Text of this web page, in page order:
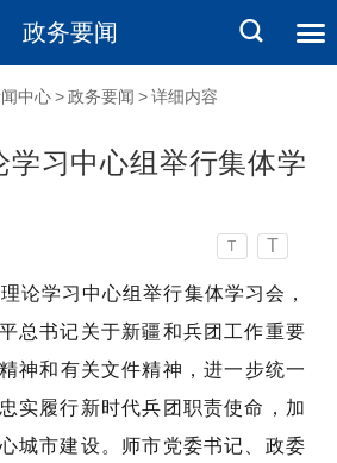
政务要闻
中心 > 政务要闻 > 详细内容
学习中心组举行集体学
T T
论学习中心组举行集体学习会，
总书记关于新疆和兵团工作重要
神和有关文件精神 ，进一步统一
实履行新时代兵团职责使命，加
城市建设。师市党委书记、政委